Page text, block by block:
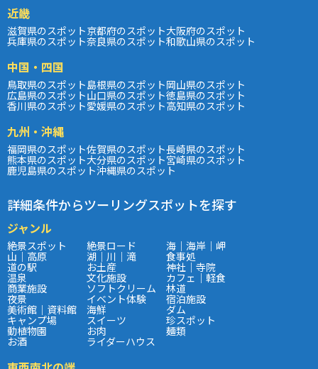
近畿
滋賀県のスポット京都府のスポット大阪府のスポット
兵庫県のスポット奈良県のスポット和歌山県のスポット
中国・四国
鳥取県のスポット島根県のスポット岡山県のスポット
広島県のスポット山口県のスポット徳島県のスポット
香川県のスポット愛媛県のスポット高知県のスポット
九州・沖縄
福岡県のスポット佐賀県のスポット長崎県のスポット
熊本県のスポット大分県のスポット宮崎県のスポット
鹿児島県のスポット沖縄県のスポット
詳細条件からツーリングスポットを探す
ジャンル
絶景スポット 絶景ロード 海｜海岸｜岬
山｜高原 湖｜川｜滝 食事処
道の駅 お土産 神社｜寺院
温泉 文化施設 カフェ｜軽食
商業施設 ソフトクリーム 林道
夜景 イベント体験 宿泊施設
美術館｜資料館 海鮮 ダム
キャンプ場 スイーツ 珍スポット
動植物園 お肉 麺類
お酒 ライダーハウス